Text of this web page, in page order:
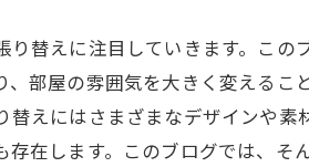
替えに注目していきます。この
部屋の雰囲気を大きく変えるこ
えにはさまざまなデザインや素
在します。このブログでは、そ